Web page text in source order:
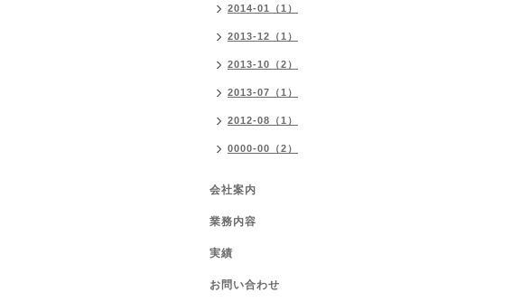
2014-01（1）
2013-12（1）
2013-10（2）
2013-07（1）
2012-08（1）
0000-00（2）
会社案内
業務内容
実績
お問い合わせ